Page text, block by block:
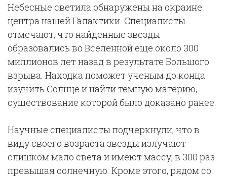
Небесные светила обнаружены на окраине
центра нашей Галактики. Специалисты
отмечают, что найденные звезды
образовались во Вселенной еще около 300
миллионов лет назад в результате Большого
взрыва. Находка поможет ученым до конца
изучить Солнце и найти темную материю,
существование которой было доказано ранее.
Научные специалисты подчеркнули, что в
виду своего возраста звезды излучают
слишком мало света и имеют массу, в 300 раз
превышая солнечную. Кроме этого, рядом со